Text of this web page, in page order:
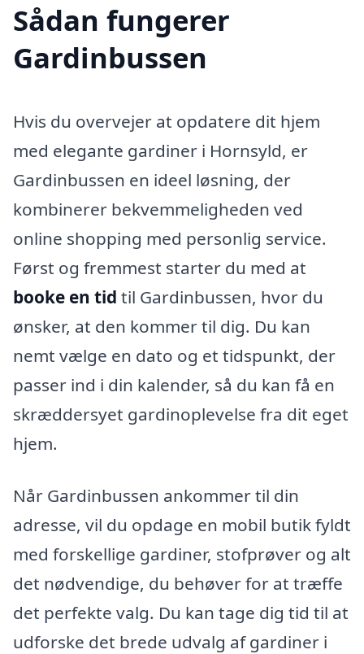
Sådan fungerer
Gardinbussen
Hvis du overvejer at opdatere dit hjem
med elegante gardiner i Hornsyld, er
Gardinbussen en ideel løsning, der
kombinerer bekvemmeligheden ved
online shopping med personlig service.
Først og fremmest starter du med at
booke en tid til Gardinbussen, hvor du
ønsker, at den kommer til dig. Du kan
nemt vælge en dato og et tidspunkt, der
passer ind i din kalender, så du kan få en
skræddersyet gardinoplevelse fra dit eget
hjem.
Når Gardinbussen ankommer til din
adresse, vil du opdage en mobil butik fyldt
med forskellige gardiner, stofprøver og alt
det nødvendige, du behøver for at træffe
det perfekte valg. Du kan tage dig tid til at
udforske det brede udvalg af gardiner i